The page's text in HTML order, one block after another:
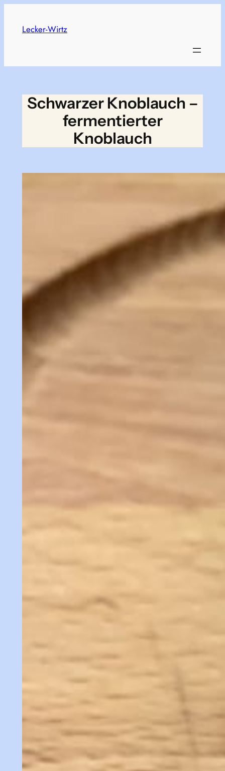
content
Lecker-Wirtz
Schwarzer Knoblauch –
fermentierter
Knoblauch